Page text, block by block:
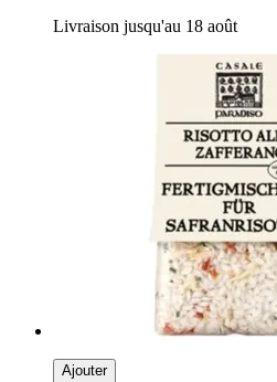
Livraison jusqu'au 18 août
Ajouter